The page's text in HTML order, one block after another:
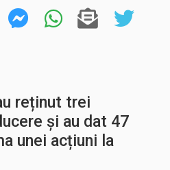
reținut trei
și au dat 47
unei acțiuni la